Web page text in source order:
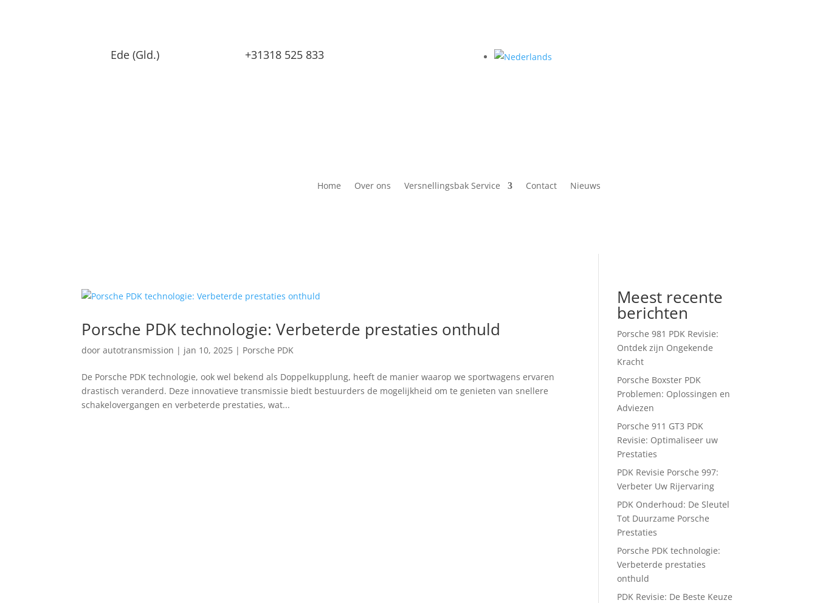
Ede (Gld.) +31318 525 833
Home Over ons Versnellingsbak Service Contact Nieuws
Porsche PDK technologie: Verbeterde prestaties onthuld
doorautotransmission | jan 10, 2025 | Porsche PDK
De Porsche PDK technologie, ook wel bekend als Doppelkupplung, heeft de manier waarop we sportwagens ervaren
drastisch veranderd. Deze innovatieve transmissie biedt bestuurders de mogelijkheid om te genieten van snellere
schakelovergangen en verbeterde prestaties, wat...
Meest recente
berichten
Porsche 981 PDK Revisie:
Ontdek zijn Ongekende
Kracht
Porsche Boxster PDK
Problemen: Oplossingen en
Adviezen
Porsche 911 GT3 PDK
Revisie: Optimaliseer uw
Prestaties
PDK Revisie Porsche 997:
Verbeter Uw Rijervaring
PDK Onderhoud: De Sleutel
Tot Duurzame Porsche
Prestaties
Porsche PDK technologie:
Verbeterde prestaties
onthuld
PDK Revisie: De Beste Keuze